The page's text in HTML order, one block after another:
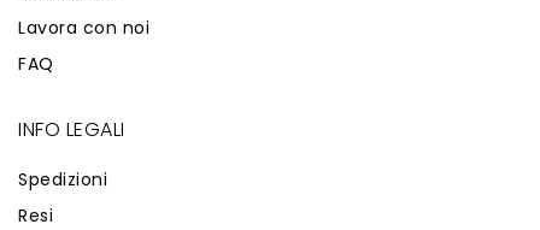
Lavora con noi
FAQ
INFO LEGALI
Spedizioni
Resi